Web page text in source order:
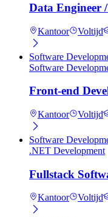
Data Engineer
Kantoor Voltijd
Software
Software
Front-end
Kantoor Voltijd
Software
.NET Development
Fullstack
Kantoor Voltijd